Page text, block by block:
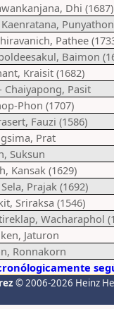
Dhi (1687)
Pathee
Baimon
Kraisit (1682)
Chaiyapong, Pasit
Phon (1707)
Fauzi (1586)
Prat
Suksun
Kansak (1629)
Prajak (1692)
Sriraksa (1546)
Wacharaphol
Jaturon
Ronnakorn
© 2006-2026 Heinz